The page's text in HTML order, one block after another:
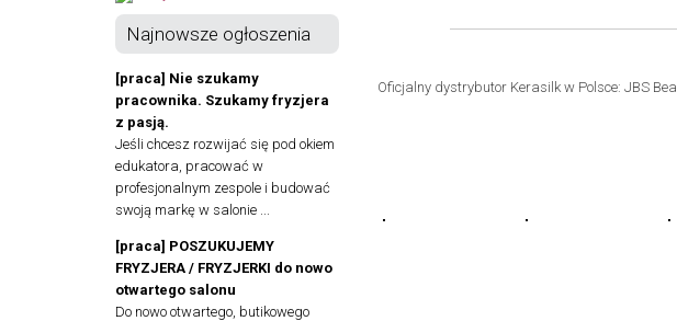
Najnowsze ogłoszenia
[praca] Nie szukamy
pracownika. Szukamy fryzjera
z pasją.
Jeśli chcesz rozwijać się pod okiem
edukatora, pracować w
profesjonalnym zespole i budować
swoją markę w salonie ...
[praca] POSZUKUJEMY
FRYZJERA / FRYZJERKI do nowo
otwartego salonu
Do nowo otwartego, butikowego
Oficjalny dystrybutor Kerasilk w Polsce: JBS